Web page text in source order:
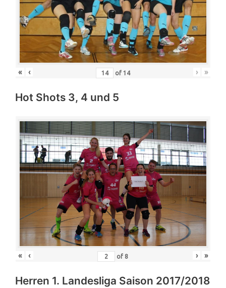
« ‹ of 14 › »
Hot Shots 3, 4 und 5
« ‹ of 8 › »
Herren 1. Landesliga Saison 2017/2018